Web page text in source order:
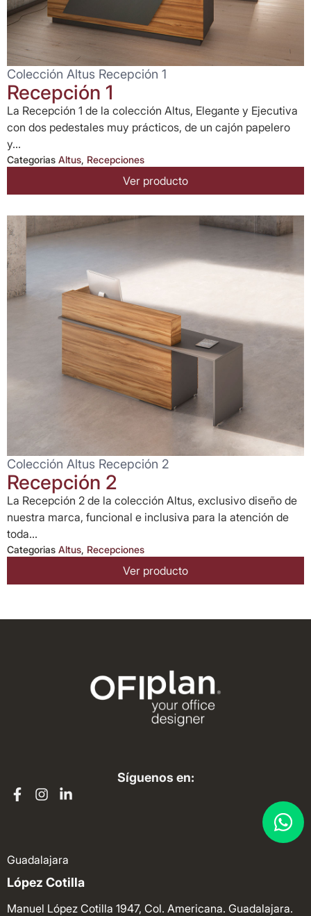
Colección Altus Recepción 1
Recepción 1
La Recepción 1 de la colección Altus, Elegante y Ejecutiva
con dos pedestales muy prácticos, de un cajón papelero
y...
Categorias Altus, Recepciones
Ver producto
Colección Altus Recepción 2
Recepción 2
La Recepción 2 de la colección Altus, exclusivo diseño de
nuestra marca, funcional e inclusiva para la atención de
toda...
Categorias Altus, Recepciones
Ver producto
Síguenos en:
Guadalajara
López Cotilla
Manuel López Cotilla 1947, Col. Americana. Guadalajara.